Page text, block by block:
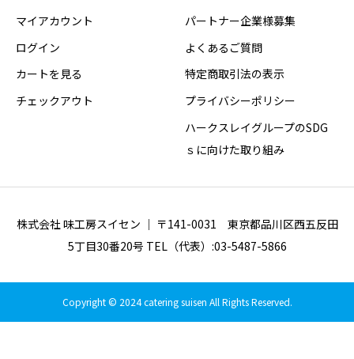
マイアカウント
ログイン
カートを見る
チェックアウト
パートナー企業様募集
よくあるご質問
特定商取引法の表示
プライバシーポリシー
ハークスレイグループのSDG
ｓに向けた取り組み
株式会社 味工房スイセン ｜ 〒141-0031 東京都品川区西五反田
5丁目30番20号 TEL（代表）:03-5487-5866
Copyright © 2024 catering suisen All Rights Reserved.